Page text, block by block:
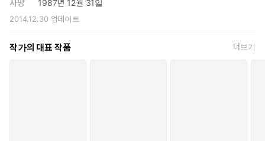
사망
1987년 12월 31일
2014.12.30업데이트
작가의 대표 작품 더보기